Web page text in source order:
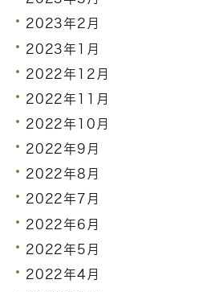
2023年2月
2023年1月
2022年12月
2022年11月
2022年10月
2022年9月
2022年8月
2022年7月
2022年6月
2022年5月
2022年4月